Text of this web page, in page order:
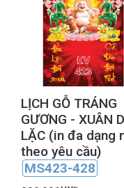
LỊCH GỖ TRÁNG
GƯƠNG - XUÂN
LẶC (in đa dạng
theo yêu cầu)
MS423-428